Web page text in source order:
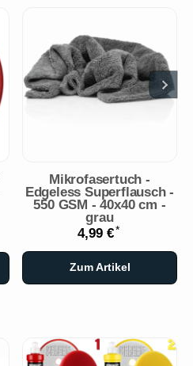
Mikrofasertuch -
Edgeless Superflausch -
550 GSM - 40x40 cm -
grau
4,99 €*
Zum Artikel